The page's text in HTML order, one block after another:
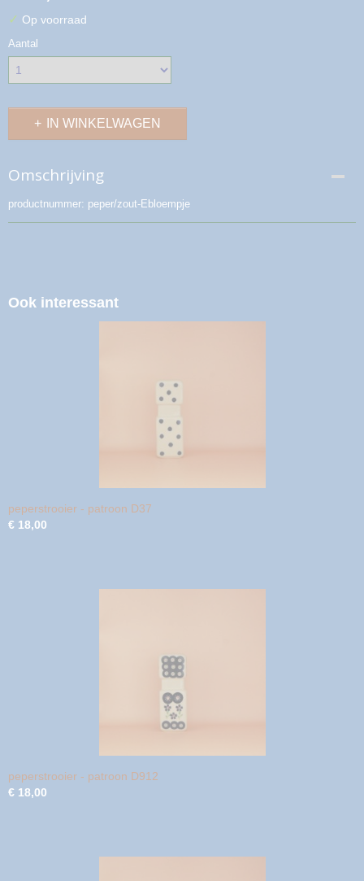
✓ Op voorraad
Aantal
IN WINKELWAGEN
Omschrijving
productnummer: peper/zout-Ebloempje
Ook interessant
peperstrooier - patroon D37
€ 18,00
peperstrooier - patroon D912
€ 18,00